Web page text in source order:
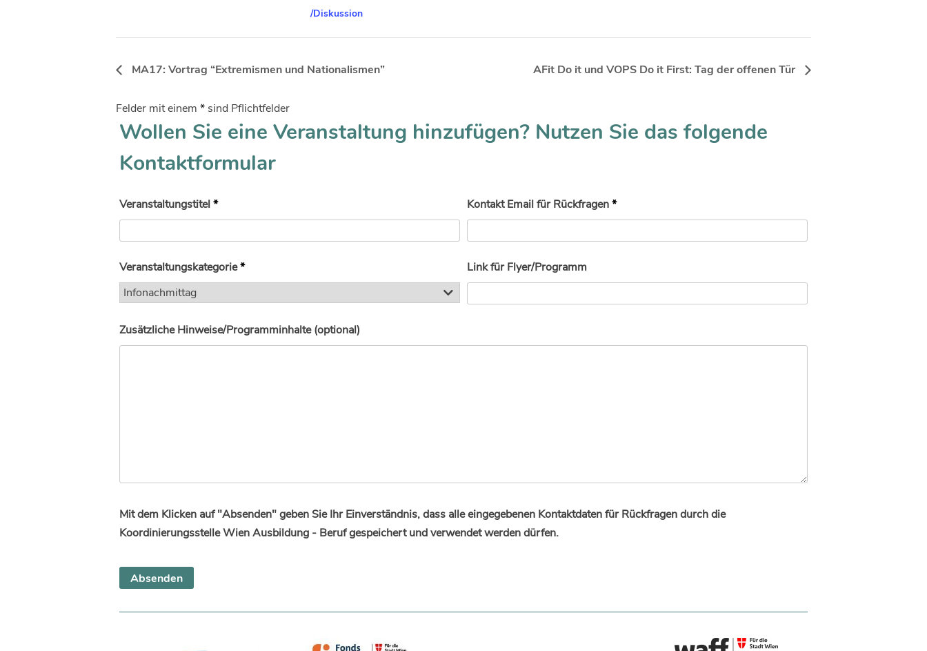
/Diskussion
MA17: Vortrag “Extremismen und Nationalismen” AFit Do it und VOPS Do it First: Tag der offenen Tür
Felder mit einem * sind Pflichtfelder
Wollen Sie eine Veranstaltung hinzufügen? Nutzen Sie das folgende
Kontaktformular
Veranstaltungstitel* Kontakt Email für Rückfragen*
Veranstaltungskategorie* Link für Flyer/Programm
Zusätzliche Hinweise/Programminhalte (optional)
Mit dem Klicken auf "Absenden" geben Sie Ihr Einverständnis, dass alle eingegebenen Kontaktdaten für Rückfragen durch die
Koordinierungsstelle Wien Ausbildung - Beruf gespeichert und verwendet werden dürfen.